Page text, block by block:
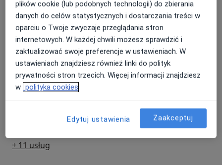
Fizjoterapia pourazowa
170 zł Szczegóły Umów wizytę
Terapia blizny po cesarskim cięciu
170 zł Szczegóły Umów wizytę
Szczegóły
Umów wizytę
+ 11 usług
plików cookie (lub podobnych technologii) do zbierania
danych do celów statystycznych i dostarczania treści w
oparciu o Twoje zwyczaje przeglądania stron
internetowych. W każdej chwili możesz sprawdzić i
zaktualizować swoje preferencje w ustawieniach. W
ustawieniach znajdziesz również linki do polityk
prywatności stron trzecich. Więcej informacji znajdziesz
w polityka cookies
Edytuj ustawienia Zaakceptuj